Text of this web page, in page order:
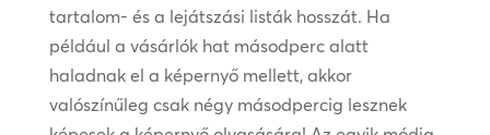
tartalom- és a lejátszási listák hosszát. Ha
például a vásárlók hat másodperc alatt
haladnak el a képernyő mellett, akkor
valószínűleg csak négy másodpercig lesznek